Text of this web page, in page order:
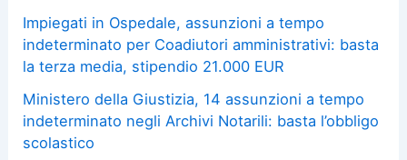
Impiegati in Ospedale, assunzioni a tempo
indeterminato per Coadiutori amministrativi: basta
la terza media, stipendio 21.000 EUR
Ministero della Giustizia, 14 assunzioni a tempo
indeterminato negli Archivi Notarili: basta l’obbligo
scolastico